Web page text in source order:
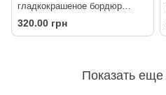
гладкокрашеное бордюр
Лебеди серое
320.00 грн
Показать еще